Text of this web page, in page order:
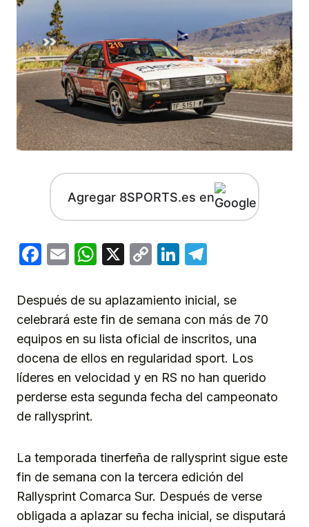
Agregar 8SPORTS.es en
Facebook
EmailWhatsApp
X
CopyLinkedIn
Después de su aplazamiento inicial, se
celebrará este fin de semana con más de 70
equipos en su lista oficial de inscritos, una
docena de ellos en regularidad sport. Los
líderes en velocidad y en RS no han querido
perderse esta segunda fecha del campeonato
de rallysprint.
La temporada tinerfeña de rallysprint sigue este
fin de semana con la tercera edición del
Rallysprint Comarca Sur. Después de verse
obligada a aplazar su fecha inicial, se disputará